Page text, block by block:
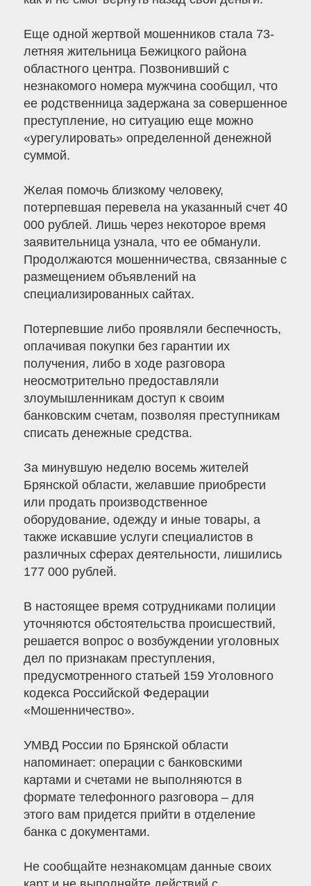
Еще одной жертвой мошенников стала 73-
летняя жительница Бежицкого района
областного центра. Позвонивший с
незнакомого номера мужчина сообщил, что
ее родственница задержана за совершенное
преступление, но ситуацию еще можно
«урегулировать» определенной денежной
суммой.
Желая помочь близкому человеку,
потерпевшая перевела на указанный счет 40
000 рублей. Лишь через некоторое время
заявительница узнала, что ее обманули.
Продолжаются мошенничества, связанные с
размещением объявлений на
специализированных сайтах.
Потерпевшие либо проявляли беспечность,
оплачивая покупки без гарантии их
получения, либо в ходе разговора
неосмотрительно предоставляли
злоумышленникам доступ к своим
банковским счетам, позволяя преступникам
списать денежные средства.
За минувшую неделю восемь жителей
Брянской области, желавшие приобрести
или продать производственное
оборудование, одежду и иные товары, а
также искавшие услуги специалистов в
различных сферах деятельности, лишились
177 000 рублей.
В настоящее время сотрудниками полиции
уточняются обстоятельства происшествий,
решается вопрос о возбуждении уголовных
дел по признакам преступления,
предусмотренного статьей 159 Уголовного
кодекса Российской Федерации
«Мошенничество».
УМВД России по Брянской области
напоминает: операции с банковскими
картами и счетами не выполняются в
формате телефонного разговора – для
этого вам придется прийти в отделение
банка с документами.
Не сообщайте незнакомцам данные своих